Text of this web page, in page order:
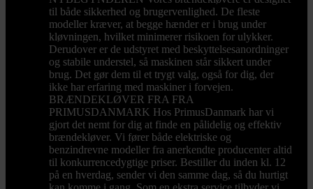
til både sikkerhed og brugervenlighed. De fleste
modeller kræver, at begge hænder er i brug under
kløvningen, hvilket minimerer risikoen for ulykker.
Derudover er de udstyret med beskyttelsesanordninger
og stabile understel, så maskinen står sikkert under
brug. Det gør dem til et trygt valg, også for dig, der
ikke har erfaring med maskiner i forvejen.
BRÆNDEKLØVER FRA FRA
PRIMUSDANMARK Hos PrimusDanmark har vi
gjort det nemt for dig at finde en pålidelig og effektiv
brændekløver. Vi fører både elektriske og
benzindrevne modeller fra anerkendte producenter altid
til konkurrencedygtige priser. Bestiller du inden kl. 12
på en hverdag, sender vi den samme dag, så du hurtigt